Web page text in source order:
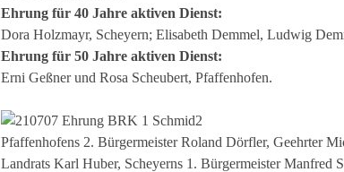
Ehrung für 40 Jahre aktiven Dienst:
Dora Holzmayr, Scheyern; Elisabeth Demmel, Ludwig
Ehrung für 50 Jahre aktiven Dienst:
Erni Geßner und Rosa Scheubert, Pfaffenhofen.
Pfaffenhofens 2. Bürgermeister Roland Dörfler, Geehrter
Landrats Karl Huber, Scheyerns 1. Bürgermeister Manfred